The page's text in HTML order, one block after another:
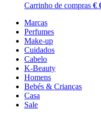
Carrinho de compras €
Marcas
Perfumes
Make-up
Cuidados
Cabelo
K-Beauty
Homens
Bebés & Crianças
Casa
Sale